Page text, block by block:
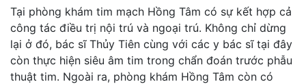
Tại phòng khám tim mạch Hồng Tâm có sự kết hợp cả
công tác điều trị nội trú và ngoại trú. Không chỉ dừng
lại ở đó, bác sĩ Thủy Tiên cùng với các y bác sĩ tại đây
còn thực hiện siêu âm tim trong chẩn đoán trước phẫu
thuật tim. Ngoài ra, phòng khám Hồng Tâm còn có